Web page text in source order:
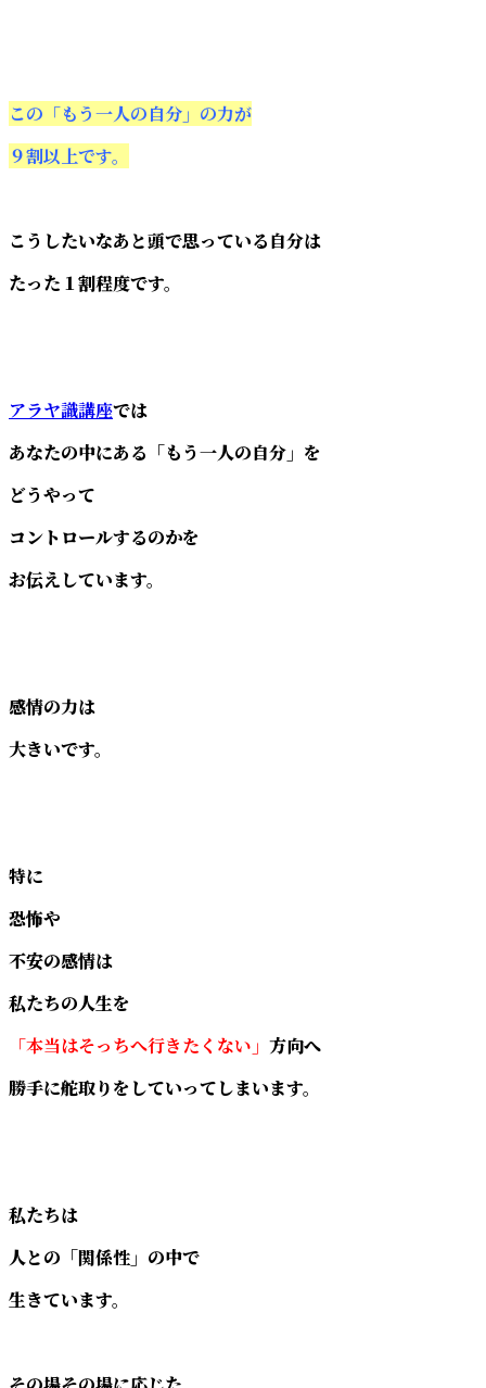
この「もう一人の自分」の力が
９割以上です。
こうしたいなあと頭で思っている自分は
たった１割程度です。
アラヤ識講座では
あなたの中にある「もう一人の自分」を
どうやって
コントロールするのかを
お伝えしています。
感情の力は
大きいです。
特に
恐怖や
不安の感情は
私たちの人生を
「本当はそっちへ行きたくない」 方向へ
勝手に舵取りをしていってしまいます。
私たちは
人との「関係性」の中で
生きています。